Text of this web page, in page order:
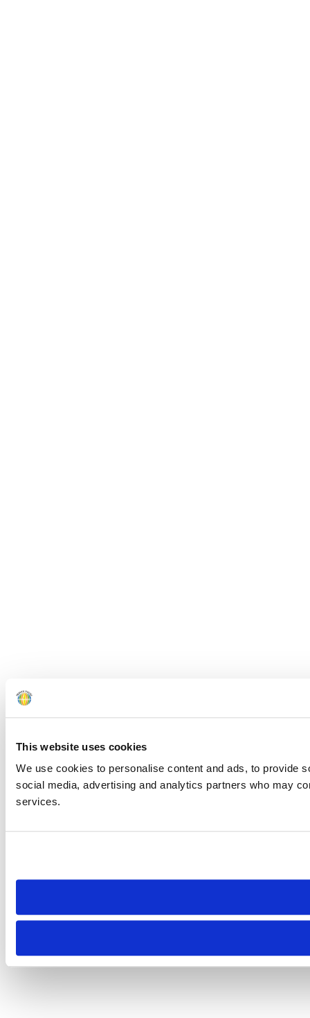
This website uses cookies
We use cookies to personalise content and ads, to provide
social media, advertising and analytics partners who may
services.